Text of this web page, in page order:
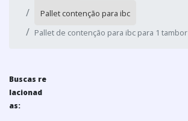
Pallet contenção para ibc
Pallet de contenção para ibc para 1 tambor
Buscas re
lacionad
as: